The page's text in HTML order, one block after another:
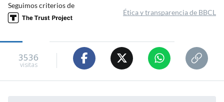
Seguimos criterios de
Ética y transparencia de BBCL
3536
visitas